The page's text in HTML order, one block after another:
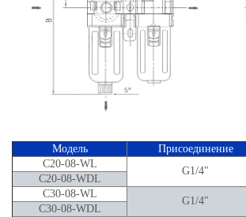
Модель Присоединение
C20-08-WL
G1/4"
C20-08-WDL
C30-08-WL
G1/4"
C30-08-WDL